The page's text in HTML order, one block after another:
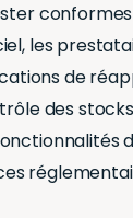
les
de
des